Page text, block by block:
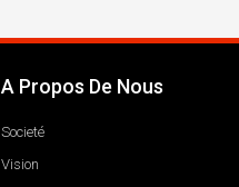
A Propos De Nous
Societé
Vision